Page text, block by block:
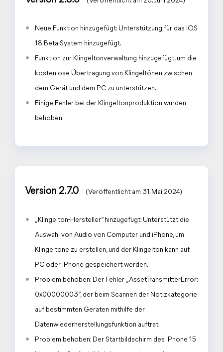
Neue Funktion hinzugefügt: Unterstützung für das iOS
18 Beta-System hinzugefügt.
Funktion zur Klingeltonverwaltung hinzugefügt, um die
kostenlose Übertragung von Klingeltönen zwischen
dem Gerät und dem PC zu unterstützen.
Einige Fehler bei der Klingeltonproduktion wurden
behoben.
Version 2.7.0 (Veröffentlicht am 31. Mai 2024)
„Klingelton-Hersteller“ hinzugefügt: Unterstützt die
Auswahl von Audio von Computer und iPhone, um
Klingeltöne zu erstellen, und der Klingelton kann auf
PC oder iPhone gespeichert werden.
Problem behoben: Der Fehler „AssetTransmitterError:
0x00000003“, der beim Scannen der Notizkategorie
auf bestimmten Geräten mithilfe der
Datenwiederherstellungsfunktion auftrat.
Problem behoben: Der Startbildschirm des iPhone 15